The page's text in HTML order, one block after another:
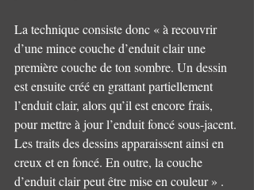
La technique consiste donc « à recouvrir
d’une mince couche d’enduit clair une
première couche de ton sombre. Un dessin
est ensuite créé en grattant partiellement
l’enduit clair, alors qu’il est encore frais,
pour mettre à jour l’enduit foncé sous-jacent.
Les traits des dessins apparaissent ainsi en
creux et en foncé. En outre, la couche
d’enduit clair peut être mise en couleur » .